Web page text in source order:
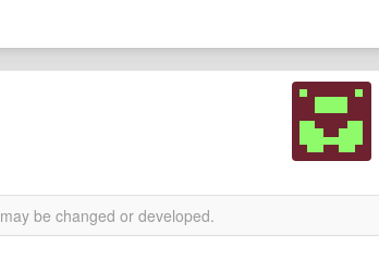
be changed or developed.